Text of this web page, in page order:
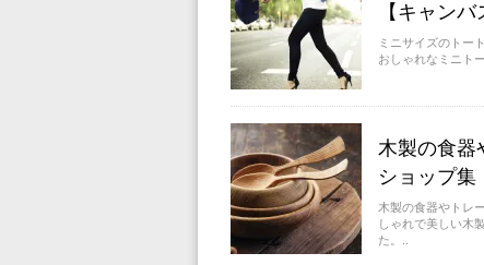
【キャンバ
ミニサイズのトー
おしゃれなミニト
木製の食器
ショップ集
木製の食器やトレ
しゃれで美しい木
た。..